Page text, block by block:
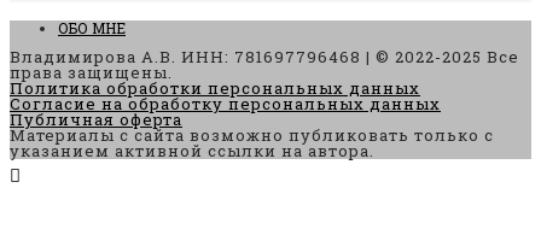
ОБО МНЕ
Владимирова А.В. ИНН: 781697796468 | © 2022-2025 Все
права защищены.
Политика обработки персональных данных
Согласие на обработку персональных данных
Публичная оферта
Материалы с сайта возможно публиковать только с
указанием активной ссылки на автора.